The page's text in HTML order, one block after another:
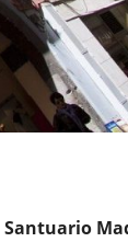
Santuario